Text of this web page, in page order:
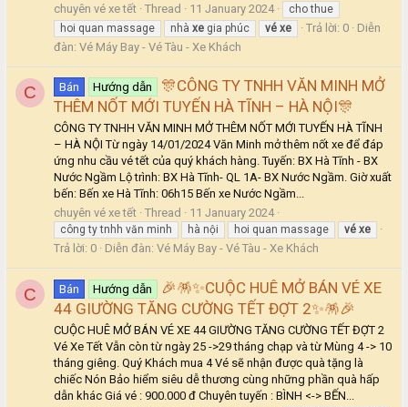
chuyên vé xe tết Thread 11 January 2024
cho thue
hoi quan massage
nhà xe gia phúc vé xe Trả lời: 0
Diễn
đàn: Vé Máy Bay - Vé Tàu - Xe Khách
C Bán Hướng dẫn
🎊CÔNG TY TNHH VĂN MINH MỞ
THÊM NỐT MỚI TUYẾN HÀ TĨNH – HÀ NỘI🎊
CÔNG TY TNHH VĂN MINH MỞ THÊM NỐT MỚI TUYẾN HÀ TĨNH
– HÀ NỘI Từ ngày 14/01/2024 Văn Minh mở thêm nốt xe để đáp
ứng nhu cầu vé tết của quý khách hàng. Tuyến: BX Hà Tĩnh - BX
Nước Ngầm Lộ trình: BX Hà Tĩnh- QL 1A- BX Nước Ngầm. Giờ xuất
bến: Bến xe Hà Tĩnh: 06h15 Bến xe Nước Ngầm...
chuyên vé xe tết Thread 11 January 2024
công ty tnhh văn minh hà nội hoi quan massage vé xe
Trả lời: 0 Diễn đàn: Vé Máy Bay - Vé Tàu - Xe Khách
C Bán Hướng dẫn
🎉🪅✨CUỘC HUÊ MỞ BÁN VÉ XE
44 GIƯỜNG TĂNG CƯỜNG TẾT ĐỢT 2✨🪅🎉
CUỘC HUÊ MỞ BÁN VÉ XE 44 GIƯỜNG TĂNG CƯỜNG TẾT ĐỢT 2
Vé Xe Tết Vẫn còn từ ngày 25 ->29 tháng chạp và từ Mùng 4 -> 10
tháng giêng. Quý Khách mua 4 Vé sẽ nhận được quà tặng là
chiếc Nón Bảo hiểm siêu dễ thương cùng những phần quà hấp
dẫn khác Giá vé : 900.000 đ Chuyên tuyến : BÌNH <-> BẾN...